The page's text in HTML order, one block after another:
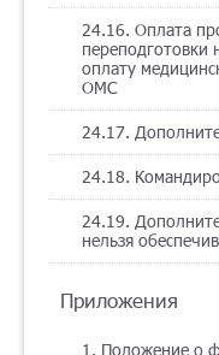
24.16. Оплата
переподготовки
оплату
ОМС
24.17.
24.18.
24.19.
нельзя
Приложения
1. Положение о